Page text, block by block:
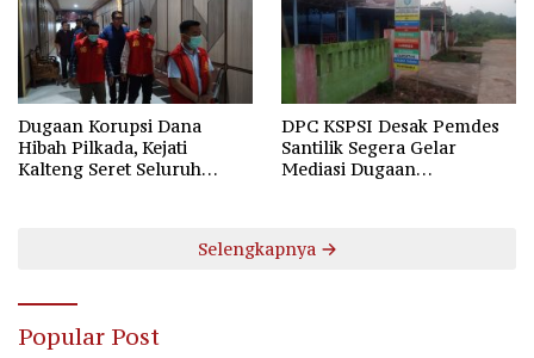
Dugaan Korupsi Dana
Hibah Pilkada, Kejati
Kalteng Seret Seluruh
DPC KSPSI Desak Pemdes
Santilik Segera Gelar
Mediasi Dugaan
Selengkapnya
Popular Post